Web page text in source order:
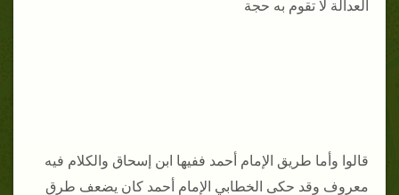
العدالة لا تقوم به حجة
قالوا وأما طريق الإمام أحمد ففيها ابن إسحاق والكلام فيه
معروف وقد حكى الخطابي الإمام أحمد كان يضعف طرق